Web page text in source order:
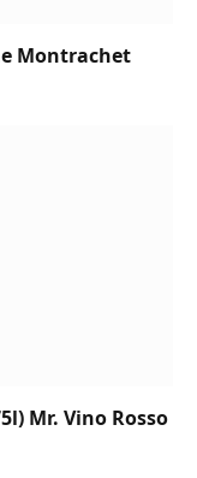
Montrachet
Mr. Vino Rosso